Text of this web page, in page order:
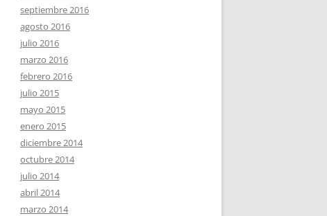
septiembre 2016
agosto 2016
julio 2016
marzo 2016
febrero 2016
julio 2015
mayo 2015
enero 2015
diciembre 2014
octubre 2014
julio 2014
abril 2014
marzo 2014